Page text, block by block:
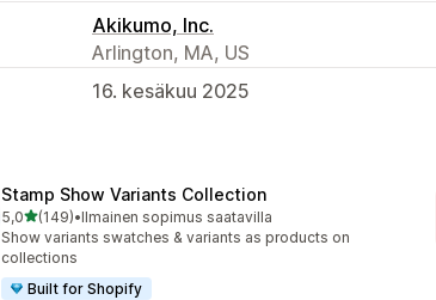
Akikumo, Inc.
Arlington, MA, US
16. kesäkuu 2025
Stamp Show Variants Collection
5,0/ 5 tähteä
(149)
149 arvostelua yhteensä
•Ilmainen sopimus saatavilla
Show variants swatches & variants as products on
collections
Built for Shopify